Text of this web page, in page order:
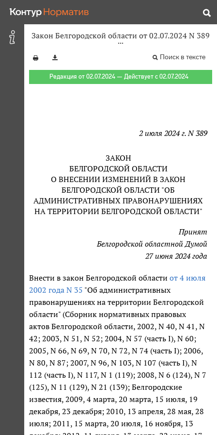
Закон Белгородской области от 02.07.2024 N 389
Поиск в тексте
Редакция от 02.07.2024 — Действует с 02.07.2024
2 июля 2024 г. N 389
ЗАКОН
БЕЛГОРОДСКОЙ ОБЛАСТИ
О ВНЕСЕНИИ ИЗМЕНЕНИЙ В ЗАКОН
БЕЛГОРОДСКОЙ ОБЛАСТИ "ОБ
АДМИНИСТРАТИВНЫХ ПРАВОНАРУШЕНИЯХ
НА ТЕРРИТОРИИ БЕЛГОРОДСКОЙ ОБЛАСТИ"
Принят
Белгородской областной Думой
27 июня 2024 года
Внести в закон Белгородской области от 4 июля
2002 года N 35 "Об административных
правонарушениях на территории Белгородской
области" (Сборник нормативных правовых
актов Белгородской области, 2002, N 40, N 41, N
42; 2003, N 51, N 52; 2004, N 57 (часть I), N 60;
2005, N 66, N 69, N 70, N 72, N 74 (часть I); 2006,
N 80, N 87; 2007, N 96, N 103, N 107 (часть I), N
112 (часть I), N 117, N 1 (119); 2008, N 6 (124), N 7
(125), N 11 (129), N 21 (139); Белгородские
известия, 2009, 4 марта, 20 марта, 15 июля, 19
декабря, 23 декабря; 2010, 13 апреля, 28 мая, 28
июля; 2011, 15 марта, 20 июля, 16 ноября, 13